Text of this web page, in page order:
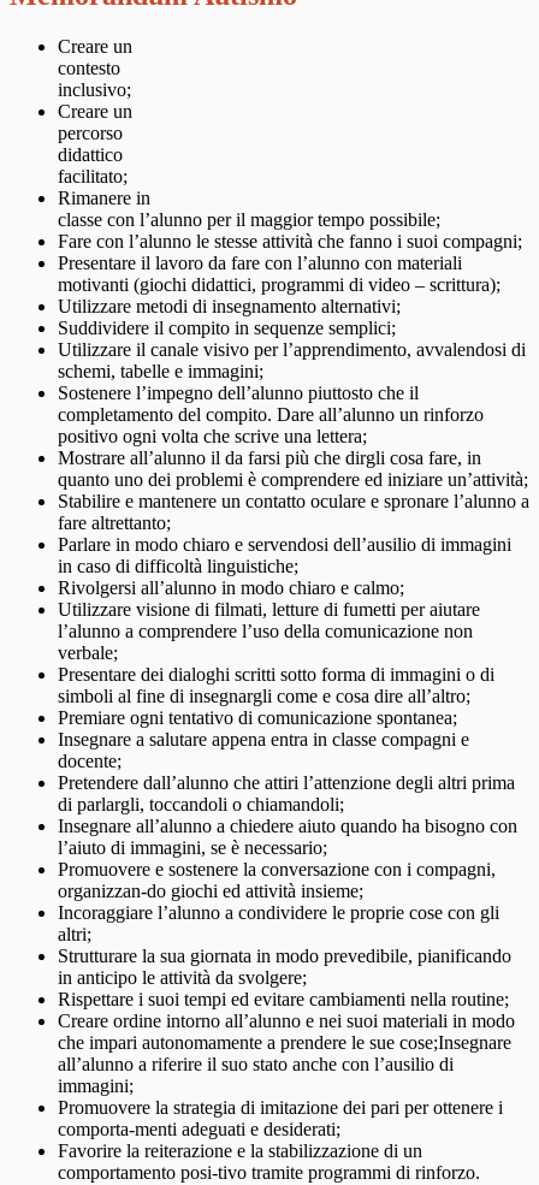
Creare un
contesto
inclusivo;
Creare un
percorso
didattico
facilitato;
Rimanere in
classe con l’alunno per il maggior tempo possibile;
Fare con l’alunno le stesse attività che fanno i suoi compagni;
Presentare il lavoro da fare con l’alunno con materiali
motivanti (giochi didattici, programmi di video – scrittura);
Utilizzare metodi di insegnamento alternativi;
Suddividere il compito in sequenze semplici;
Utilizzare il canale visivo per l’apprendimento, avvalendosi di
schemi, tabelle e immagini;
Sostenere l’impegno dell’alunno piuttosto che il
completamento del compito. Dare all’alunno un rinforzo
positivo ogni volta che scrive una lettera;
Mostrare all’alunno il da farsi più che dirgli cosa fare, in
quanto uno dei problemi è comprendere ed iniziare un’attività;
Stabilire e mantenere un contatto oculare e spronare l’alunno a
fare altrettanto;
Parlare in modo chiaro e servendosi dell’ausilio di immagini
in caso di difficoltà linguistiche;
Rivolgersi all’alunno in modo chiaro e calmo;
Utilizzare visione di filmati, letture di fumetti per aiutare
l’alunno a comprendere l’uso della comunicazione non
verbale;
Presentare dei dialoghi scritti sotto forma di immagini o di
simboli al fine di insegnargli come e cosa dire all’altro;
Premiare ogni tentativo di comunicazione spontanea;
Insegnare a salutare appena entra in classe compagni e
docente;
Pretendere dall’alunno che attiri l’attenzione degli altri prima
di parlargli, toccandoli o chiamandoli;
Insegnare all’alunno a chiedere aiuto quando ha bisogno con
l’aiuto di immagini, se è necessario;
Promuovere e sostenere la conversazione con i compagni,
organizzan-do giochi ed attività insieme;
Incoraggiare l’alunno a condividere le proprie cose con gli
altri;
Strutturare la sua giornata in modo prevedibile, pianificando
in anticipo le attività da svolgere;
Rispettare i suoi tempi ed evitare cambiamenti nella routine;
Creare ordine intorno all’alunno e nei suoi materiali in modo
che impari autonomamente a prendere le sue cose;Insegnare
all’alunno a riferire il suo stato anche con l’ausilio di
immagini;
Promuovere la strategia di imitazione dei pari per ottenere i
comporta-menti adeguati e desiderati;
Favorire la reiterazione e la stabilizzazione di un
comportamento posi-tivo tramite programmi di rinforzo.